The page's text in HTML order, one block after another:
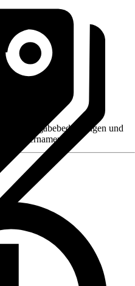
B. Rückgabebedingungen und